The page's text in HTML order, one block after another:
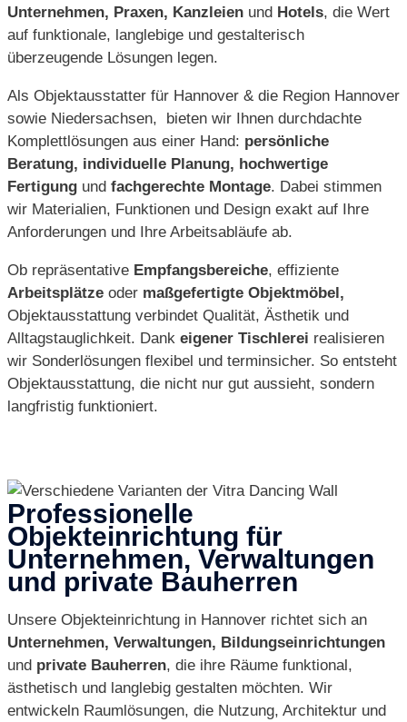
Unternehmen, Praxen, Kanzleien und Hotels, die Wert
auf funktionale, langlebige und gestalterisch
überzeugende Lösungen legen.
Als Objektausstatter für Hannover & die Region Hannover
sowie Niedersachsen, bieten wir Ihnen durchdachte
Komplettlösungen aus einer Hand: persönliche
Beratung, individuelle Planung, hochwertige
Fertigung und fachgerechte Montage. Dabei stimmen
wir Materialien, Funktionen und Design exakt auf Ihre
Anforderungen und Ihre Arbeitsabläufe ab.
Ob repräsentative Empfangsbereiche, effiziente
Arbeitsplätze oder maßgefertigte Objektmöbel,
Objektausstattung verbindet Qualität, Ästhetik und
Alltagstauglichkeit. Dank eigener Tischlerei realisieren
wir Sonderlösungen flexibel und terminsicher. So entsteht
Objektausstattung, die nicht nur gut aussieht, sondern
langfristig funktioniert.
Professionelle
Objekteinrichtung für
Unternehmen, Verwaltungen
und private Bauherren
Unsere Objekteinrichtung in Hannover richtet sich an
Unternehmen, Verwaltungen, Bildungseinrichtungen
und private Bauherren, die ihre Räume funktional,
ästhetisch und langlebig gestalten möchten. Wir
entwickeln Raumlösungen, die Nutzung, Architektur und